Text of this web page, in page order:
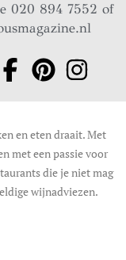
020 894 7552 of
en eten draait. Met
met een passie voor
die je niet mag
wijnadviezen.